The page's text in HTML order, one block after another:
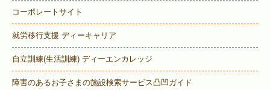
コーポレートサイト
就労移行支援 ディーキャリア
自立訓練(生活訓練) ディーエンカレッジ
障害のあるお子さまの施設検索サービス凸凹ガイド